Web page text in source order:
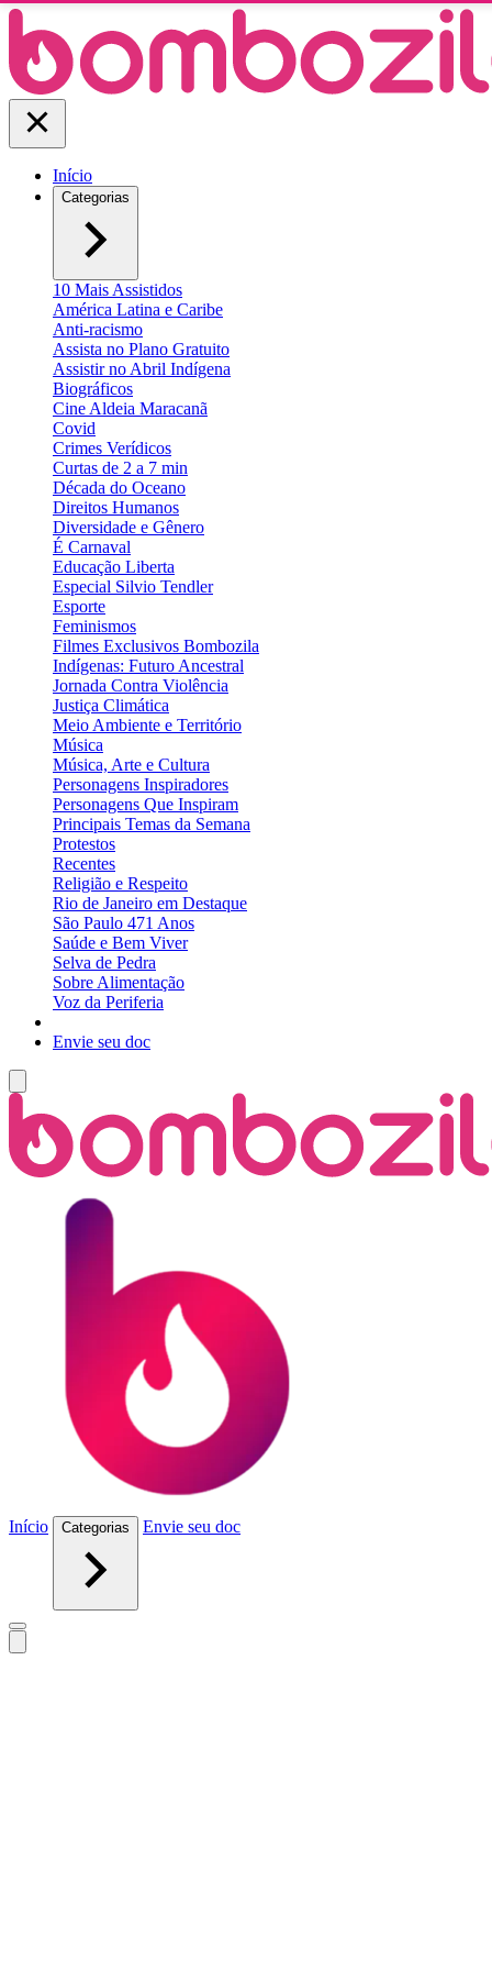
Início
Categorias
10 Mais Assistidos
América Latina e Caribe
Anti-racismo
Assista no Plano Gratuito
Assistir no Abril Indígena
Biográficos
Cine Aldeia Maracanã
Covid
Crimes Verídicos
Curtas de 2 a 7 min
Década do Oceano
Direitos Humanos
Diversidade e Gênero
É Carnaval
Educação Liberta
Especial Silvio Tendler
Esporte
Feminismos
Filmes Exclusivos Bombozila
Indígenas: Futuro Ancestral
Jornada Contra Violência
Justiça Climática
Meio Ambiente e Território
Música
Música, Arte e Cultura
Personagens Inspiradores
Personagens Que Inspiram
Principais Temas da Semana
Protestos
Recentes
Religião e Respeito
Rio de Janeiro em Destaque
São Paulo 471 Anos
Saúde e Bem Viver
Selva de Pedra
Sobre Alimentação
Voz da Periferia
Envie seu doc
Início Categorias Envie seu doc